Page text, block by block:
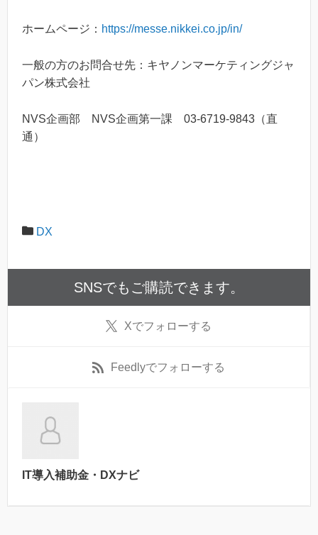
ホームページ： https://messe.nikkei.co.jp/in/
一般の方のお問合せ先：キヤノンマーケティングジャ
パン株式会社
NVS企画部 NVS企画第一課 03-6719-9843（直
通）
DX
SNSでもご購読できます。
Xでフォローする
Feedlyでフォローする
IT導入補助金・DXナビ